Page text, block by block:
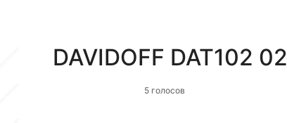
DAVIDOFF DAT102 02
5 голосов